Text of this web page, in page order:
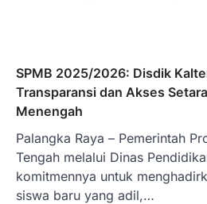
SPMB 2025/2026: Disdik
Transparansi dan Akses
Menengah
Palangka Raya – Pemerintah
Tengah melalui Dinas
komitmennya untuk
siswa baru yang adil,…